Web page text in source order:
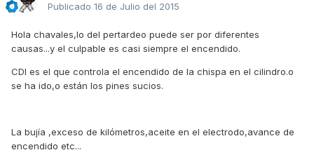
Publicado 16 de Julio del 2015
Hola chavales,lo del pertardeo puede ser por diferentes
causas...y el culpable es casi siempre el encendido.
CDI es el que controla el encendido de la chispa en el cilindro.o
se ha ido,o están los pines sucios.
La bujía ,exceso de kilómetros,aceite en el electrodo,avance de
encendido etc...